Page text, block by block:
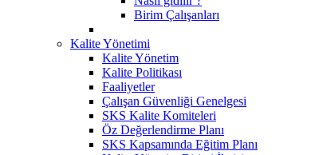
Birim Çalışanları
Kalite Yönetimi
Kalite Yönetim
Kalite Politikası
Faaliyetler
Çalışan Güvenliği Genelgesi
SKS Kalite Komiteleri
Öz Değerlendirme Planı
SKS Kapsamında Eğitim Planı